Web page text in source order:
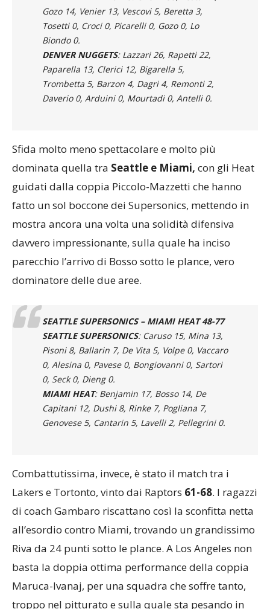
PHILADELPHIA 76ERS: Ghezzi 35, Testa 17,
Gozo 14, Venier 13, Vescovi 5, Beretta 3,
Tosetti 0, Croci 0, Picarelli 0, Gozo 0, Lo
Biondo 0.
DENVER NUGGETS: Lazzari 26, Rapetti 22,
Paparella 13, Clerici 12, Bigarella 5,
Trombetta 5, Barzon 4, Dagri 4, Remonti 2,
Sfida molto meno spettacolare e molto più
SEATTLE SUPERSONICS – MIAMI HEAT 48-77
SEATTLE SUPERSONICS: Caruso 15, Mina 13,
Pisoni 8, Ballarin 7, De Vita 5, Volpe 0, Vaccaro
0, Alesina 0, Pavese 0, Bongiovanni 0, Sartori
0, Seck 0, Dieng 0.
MIAMI HEAT: Benjamin 17, Bosso 14, De
Capitani 12, Dushi 8, Rinke 7, Pogliana 7,
Combattutissima, invece, è stato il match tra i
61-68. I ragazzi
basta la doppia ottima performance della coppia